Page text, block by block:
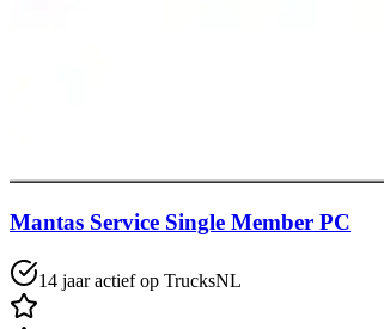
Mantas Service Single Member PC
14 jaar actief op TrucksNL